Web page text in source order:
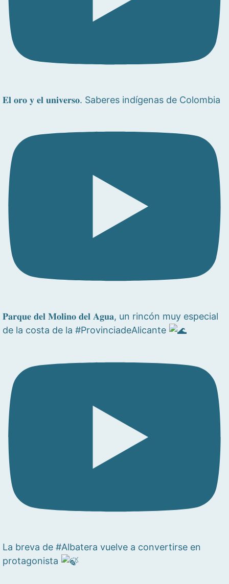
𝐄𝐥 𝐨𝐫𝐨 𝐲 𝐞𝐥 𝐮𝐧𝐢𝐯𝐞𝐫𝐬𝐨. Saberes indígenas de Colombia
𝐏𝐚𝐫𝐪𝐮𝐞 𝐝𝐞𝐥 𝐌𝐨𝐥𝐢𝐧𝐨 𝐝𝐞𝐥 𝐀𝐠𝐮𝐚, un rincón muy especial
de la costa de la #ProvinciadeAlicante
La breva de #Albatera vuelve a convertirse en
protagonista